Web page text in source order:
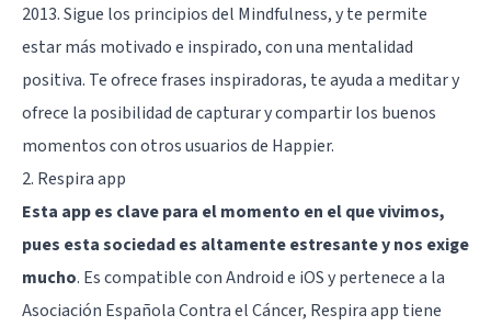
2013. Sigue los principios del Mindfulness, y te permite
estar más motivado e inspirado, con una mentalidad
positiva. Te ofrece frases inspiradoras, te ayuda a meditar y
ofrece la posibilidad de capturar y compartir los buenos
momentos con otros usuarios de Happier.
2. Respira app
Esta app es clave para el momento en el que vivimos,
pues esta sociedad es altamente estresante y nos exige
mucho. Es compatible con Android e iOS y pertenece a la
Asociación Española Contra el Cáncer, Respira app tiene